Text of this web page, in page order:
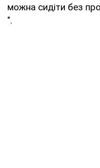
можна сидіти без
".